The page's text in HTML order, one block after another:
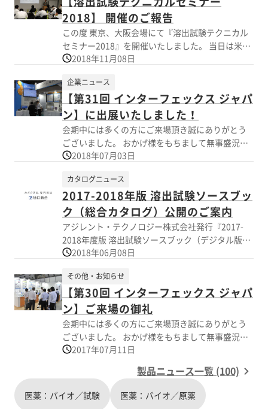
「溶出試験の自動化と規制対応ソフトウェア」の
演題で発表させていただきます。 セミナーではオ
ートサンプリングによる溶出試験器の自動化、デ
ータインテグリティへの対応、ナノ粒子溶出試験
システム「Nano Dis」をご紹介いたします。
2018】 開催のご報告
この度 東京、大阪会場にて『溶出試験テクニカル
セミナー2018』を開催いたしました。 当日は米国
Agilent Technologies社 Bryan Crist氏より最新ガ
ました。また、広島国際大学 田中佑典先生より
『消化管内における薬物のin vivo溶解挙動』につ
いて、東レ株式会社 新井悟先生より『３極に対応
するための試験検査室管理における実務対応のポ
イント』をご講演いただきました。 ご多忙にも関
わらずご来場いただきました皆様、誠にありがと
うございました。
2018年11月08日
【第31回 インターフェックス ジャパ
ン】に出展いたしました！
企業ニュース
会期中には多くの方にご来場頂き誠にありがとう
ございました。 おかげ様をもちまして無事盛況の
もと閉会いたしました。 関係者一同、厚く御礼申
しましては順次対応させていただきます。 また、
出展品やその他製品に関するお問合せは、弊社営
業担当もしくは当HP上部の【お問い合わせ】より
ご連絡賜れば幸いです。 今後とも何卒宜しくお願
い申し上げます。 【主な展示品】 アジレントテク
ノロジー社708-DS溶出試験器、BIO-DIS溶出試験
器、280-DSメカニカルキャリブレーションシステ
ム、溶出試験ワークステーションソフトウエア
（DWS）、Inspector500携帯型ラマン分光光度
計、作業支援ロボット（参考展示）
2018年07月03日
2017-2018年版 溶出試験ソースブッ
ク（総合カタログ）公開のご案内
カタログニュース
アジレント・テクノロジー株式会社発行『2017-
2018年度版 溶出試験ソースブック（デジタル版・
英語）』が公開されました。 2017-2018年度版に
ーションノート、関連リンクが掲載されていま
す。スマートフォンでの閲覧も可能です（サイト
の閲覧には通信料が発生します）。
2018年06月08日
【第30回 インターフェックス ジャパ
ン】ご来場の御礼
その他・お知らせ
会期中には多くの方にご来場頂き誠にありがとう
ございました。 おかげ様をもちまして無事盛況の
もと閉会いたしました。関係者一同、厚く御礼申
しましては順次対応させていただきます。 また、
出展品やその他製品に関するお問合せは、弊社営
業担当までご連絡いただければ幸いです。 今後と
2017年07月11日
製品ニュース一覧 (100)
医薬：バイオ／試験 医薬：バイオ／原薬